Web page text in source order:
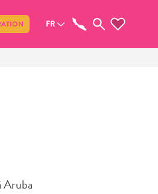
FR
Aruba
Partager